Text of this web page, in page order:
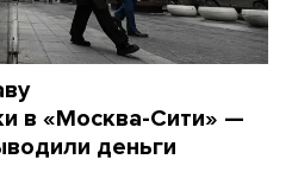
в «Москва-Сити» —
деньги